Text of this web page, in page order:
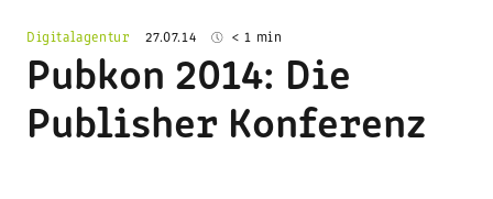
Digitalagentur 27.07.14 < 1 min
Pubkon 2014: Die
Publisher Konferenz